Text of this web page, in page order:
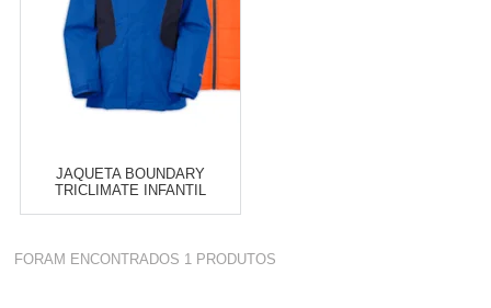
JAQUETA BOUNDARY
TRICLIMATE INFANTIL
Varejo: R$ 4.050,70
FORAM ENCONTRADOS 1 PRODUTOS